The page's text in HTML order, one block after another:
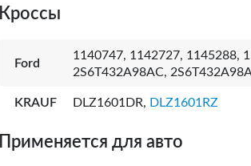
Кроссы
Ford
1140747, 1142727, 1145288,
2S6T432A98AC,
KRAUF DLZ1601DR, DLZ1601RZ
Применяется для авто